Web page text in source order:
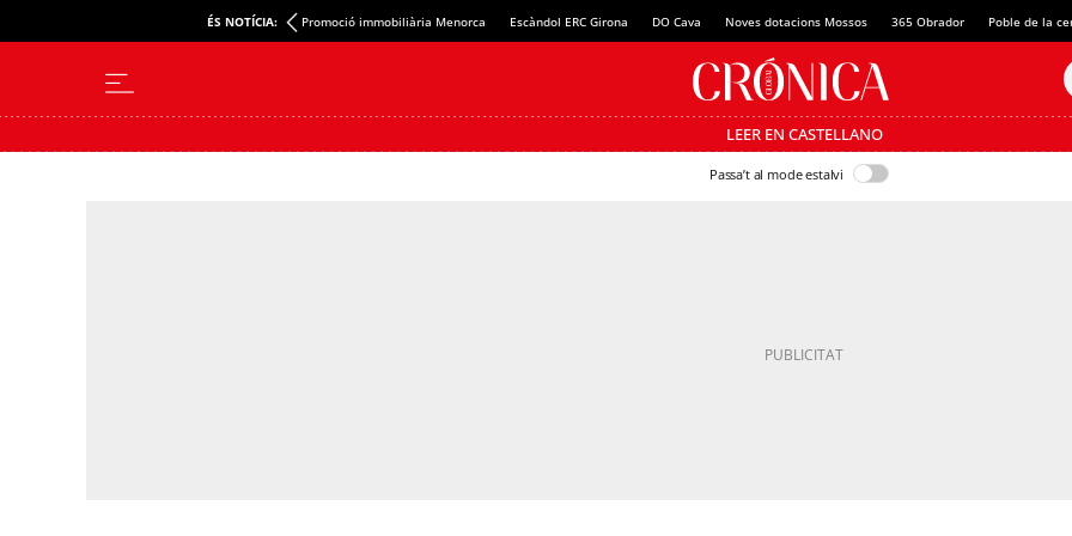
ÉS NOTÍCIA: Promoció immobiliària Menorca Escàndol ERC Girona DO Cava Noves dotacions Mossos 365 Obrador Poble de la
LEER EN CASTELLANO
Passa’t al mode estalvi